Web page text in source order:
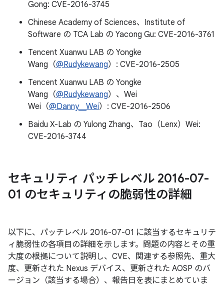
Gong: CVE-2016-3745
Chinese Academy of Sciences、Institute of
Software の TCA Lab の Yacong Gu: CVE-2016-3761
Tencent Xuanwu LAB の Yongke
Wang（@Rudykewang）: CVE-2016-2505
Tencent Xuanwu LAB の Yongke
Wang（@Rudykewang）、Wei
Wei（@Danny__Wei）: CVE-2016-2506
Baidu X-Lab の Yulong Zhang、Tao（Lenx）Wei:
CVE-2016-3744
セキュリティ パッチレベル 2016-07-
01 のセキュリティの脆弱性の詳細
以下に、パッチレベル 2016-07-01 に該当するセキュリテ
ィ脆弱性の各項目の詳細を示します。問題の内容とその重
大度の根拠について説明し、CVE、関連する参照先、重大
度、更新された Nexus デバイス、更新された AOSP のバ
ージョン（該当する場合）、報告日を表にまとめていま